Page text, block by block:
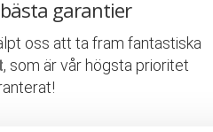
garantier
oss att ta fram fantastiska
, som är vår högsta prioritet